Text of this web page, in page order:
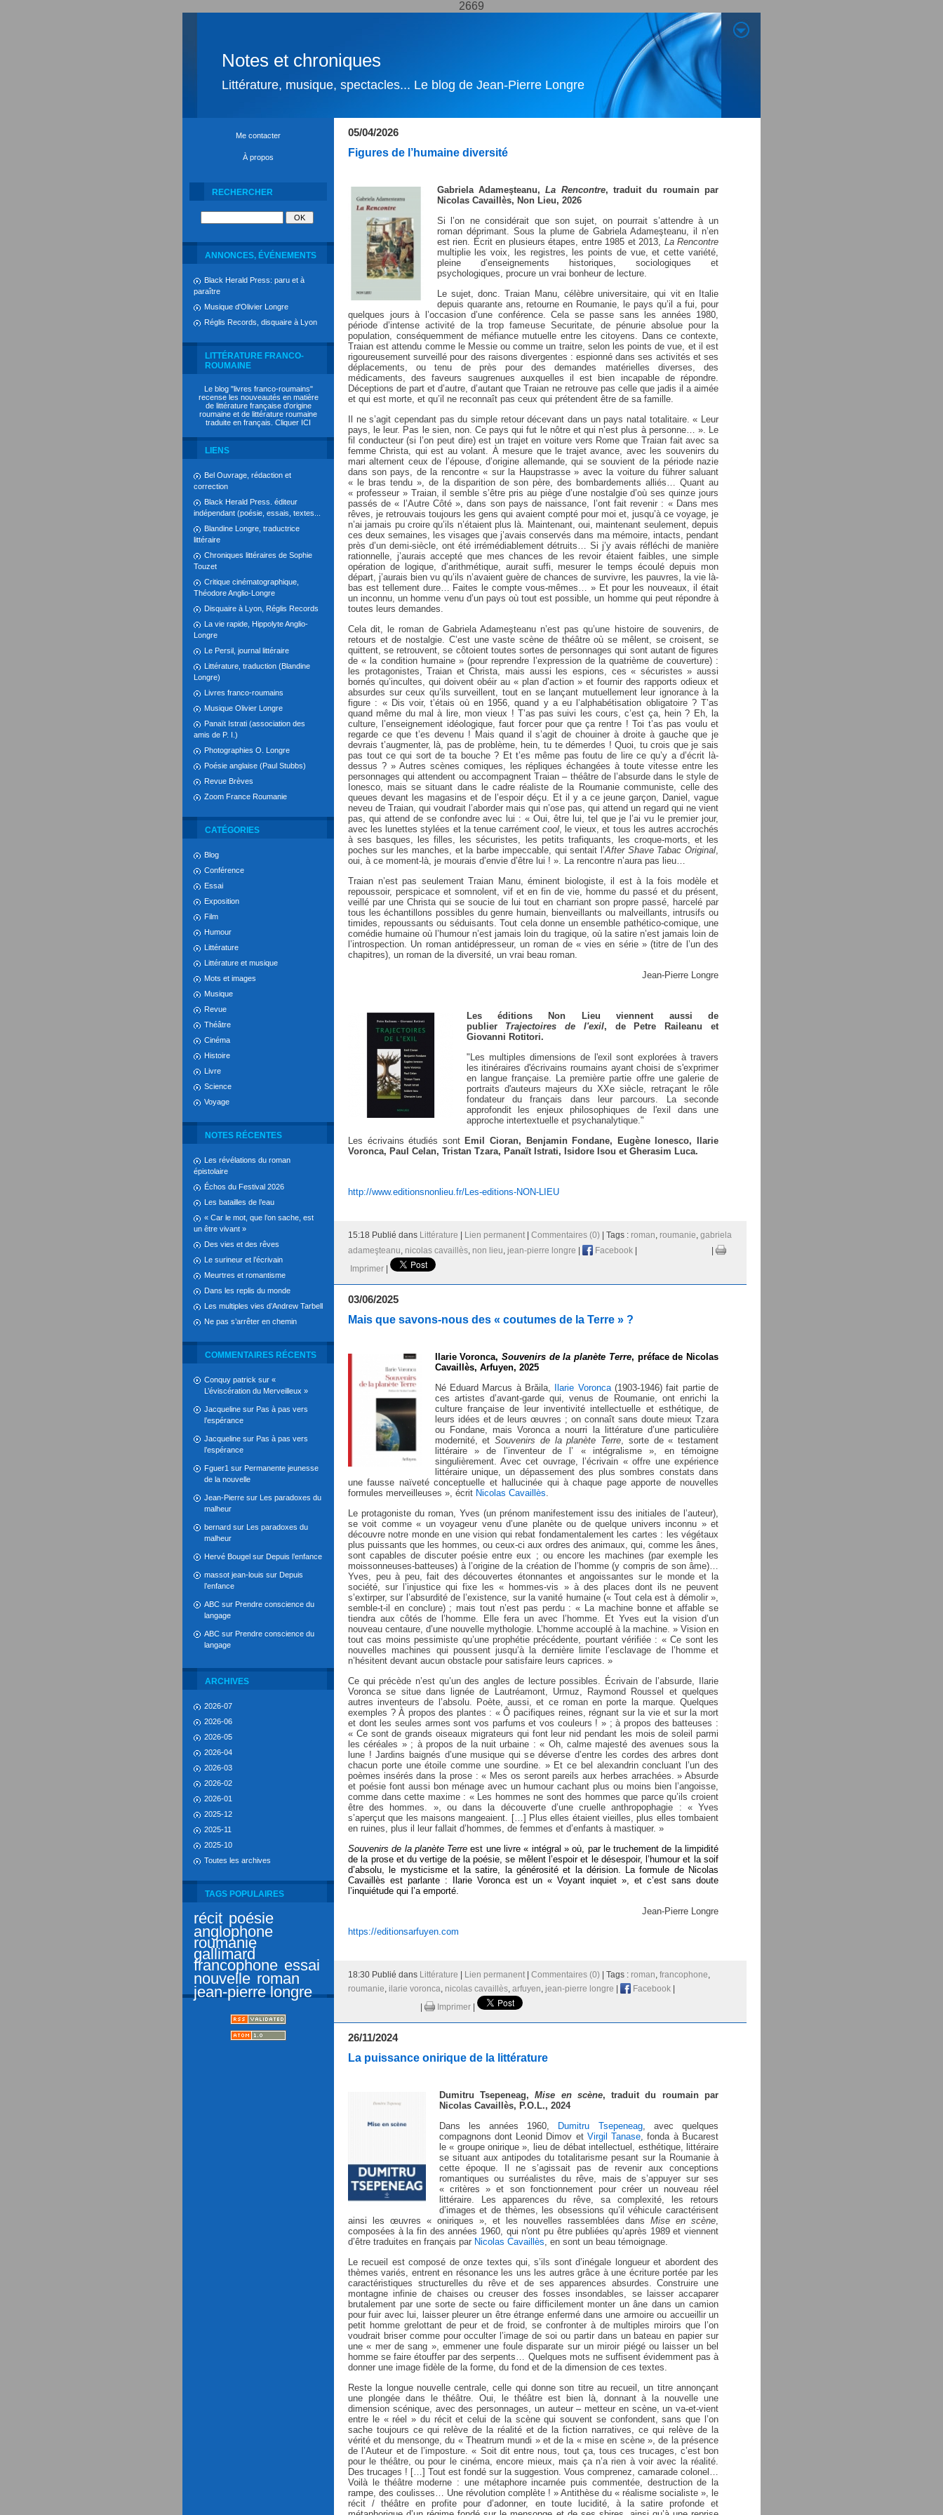
2669
Notes et chroniques
Littérature, musique, spectacles... Le blog de Jean-Pierre Longre
Me contacter
À propos
RECHERCHER
ANNONCES, ÉVÉNEMENTS
Black Herald Press: paru et à
paraître
Musique d'Olivier Longre
Réglis Records, disquaire à Lyon
LITTÉRATURE FRANCO-
ROUMAINE
Le blog "livres franco-roumains"
recense les nouveautés en matière
de littérature française d'origine
roumaine et de littérature roumaine
traduite en français. Cliquer ICI
LIENS
Bel Ouvrage, rédaction et
correction
Black Herald Press. éditeur
indépendant (poésie, essais, textes...
Blandine Longre, traductrice
littéraire
Chroniques littéraires de Sophie
Touzet
Critique cinématographique,
Théodore Anglio-Longre
Disquaire à Lyon, Réglis Records
La vie rapide, Hippolyte Anglio-
Longre
Le Persil, journal littéraire
Littérature, traduction (Blandine
Longre)
Livres franco-roumains
Musique Olivier Longre
Panaït Istrati (association des
amis de P. I.)
Photographies O. Longre
Poésie anglaise (Paul Stubbs)
Revue Brèves
Zoom France Roumanie
CATÉGORIES
Blog
Conférence
Essai
Exposition
Film
Humour
Littérature
Littérature et musique
Mots et images
Musique
Revue
Théâtre
Cinéma
Histoire
Livre
Science
Voyage
NOTES RÉCENTES
Les révélations du roman
épistolaire
Échos du Festival 2026
Les batailles de l’eau
« Car le mot, que l’on sache, est
un être vivant »
Des vies et des rêves
Le surineur et l’écrivain
Meurtres et romantisme
Dans les replis du monde
Les multiples vies d’Andrew Tarbell
Ne pas s’arrêter en chemin
COMMENTAIRES RÉCENTS
Conquy patrick sur «
L’éviscération du Merveilleux »
Jacqueline sur Pas à pas vers
l’espérance
Jacqueline sur Pas à pas vers
l’espérance
Fguer1 sur Permanente jeunesse
de la nouvelle
Jean-Pierre sur Les paradoxes du
malheur
bernard sur Les paradoxes du
malheur
Hervé Bougel sur Depuis l’enfance
massot jean-louis sur Depuis
l’enfance
ABC sur Prendre conscience du
langage
ABC sur Prendre conscience du
langage
ARCHIVES
2026-07
2026-06
2026-05
2026-04
2026-03
2026-02
2026-01
2025-12
2025-11
2025-10
Toutes les archives
TAGS POPULAIRES
récit poésie
anglophone
roumanie
gallimard
francophone essai
nouvelle roman
jean-pierre longre
05/04/2026
Figures de l’humaine diversité
Gabriela Adameşteanu,La Rencontre, traduit du roumain par
Nicolas Cavaillès, Non Lieu, 2026
Si l’on ne considérait que son sujet, on pourrait s’attendre à un
roman déprimant. Sous la plume de Gabriela Adameşteanu, il n’en
est rien. Écrit en plusieurs étapes, entre 1985 et 2013, La Rencontre
multiplie les voix, les registres, les points de vue, et cette variété,
pleine d’enseignements historiques, sociologiques et
psychologiques, procure un vrai bonheur de lecture.
Le sujet, donc. Traian Manu, célèbre universitaire, qui vit en Italie
depuis quarante ans, retourne en Roumanie, le pays qu’il a fui, pour
quelques jours à l’occasion d’une conférence. Cela se passe sans les années 1980,
période d’intense activité de la trop fameuse Securitate, de pénurie absolue pour la
population, conséquemment de méfiance mutuelle entre les citoyens. Dans ce contexte,
Traian est attendu comme le Messie ou comme un traitre, selon les points de vue, et il est
rigoureusement surveillé pour des raisons divergentes : espionné dans ses activités et ses
déplacements, ou tenu de près pour des demandes matérielles diverses, des
médicaments, des faveurs saugrenues auxquelles il est bien incapable de répondre.
Déceptions de part et d’autre, d’autant que Traian ne retrouve pas celle que jadis il a aimée
et qui est morte, et qu’il ne reconnaît pas ceux qui prétendent être de sa famille.
Il ne s’agit cependant pas du simple retour décevant dans un pays natal totalitaire. « Leur
pays, le leur. Pas le sien, non. Ce pays qui fut le nôtre et qui n’est plus à personne… ». Le
fil conducteur (si l’on peut dire) est un trajet en voiture vers Rome que Traian fait avec sa
femme Christa, qui est au volant. À mesure que le trajet avance, avec les souvenirs du
mari alternent ceux de l’épouse, d’origine allemande, qui se souvient de la période nazie
dans son pays, de la rencontre « sur la Haupstrasse » avec la voiture du führer saluant
« le bras tendu », de la disparition de son père, des bombardements alliés… Quant au
« professeur » Traian, il semble s’être pris au piège d’une nostalgie d’où ses quinze jours
passés de « l’Autre Côté », dans son pays de naissance, l’ont fait revenir : « Dans mes
rêves, je retrouvais toujours les gens qui avaient compté pour moi et, jusqu’à ce voyage, je
n’ai jamais pu croire qu’ils n’étaient plus là. Maintenant, oui, maintenant seulement, depuis
ces deux semaines, les visages que j’avais conservés dans ma mémoire, intacts, pendant
près d’un demi-siècle, ont été irrémédiablement détruits… Si j’y avais réfléchi de manière
rationnelle, j’aurais accepté que mes chances de les revoir étaient faibles, une simple
opération de logique, d’arithmétique, aurait suffi, mesurer le temps écoulé depuis mon
départ, j’aurais bien vu qu’ils n’avaient guère de chances de survivre, les pauvres, la vie là-
bas est tellement dure… Faites le compte vous-mêmes… » Et pour les nouveaux, il était
un inconnu, un homme venu d’un pays où tout est possible, un homme qui peut répondre à
toutes leurs demandes.
Cela dit, le roman de Gabriela Adameşteanu n’est pas qu’une histoire de souvenirs, de
retours et de nostalgie. C’est une vaste scène de théâtre où se mêlent, se croisent, se
quittent, se retrouvent, se côtoient toutes sortes de personnages qui sont autant de figures
de « la condition humaine » (pour reprendre l’expression de la quatrième de couverture) :
les protagonistes, Traian et Christa, mais aussi les espions, ces « sécuristes » aussi
bornés qu’incultes, qui doivent obéir au « plan d’action » et fournir des rapports odieux et
absurdes sur ceux qu’ils surveillent, tout en se lançant mutuellement leur ignorance à la
figure : « Dis voir, t’étais où en 1956, quand y a eu l’alphabétisation obligatoire ? T’as
quand même du mal à lire, mon vieux ! T’as pas suivi les cours, c’est ça, hein ? Eh, la
culture, l’enseignement idéologique, faut forcer pour que ça rentre ! Toi t’as pas voulu et
regarde ce que t’es devenu ! Mais quand il s’agit de chouiner à droite à gauche que je
devrais t’augmenter, là, pas de problème, hein, tu te démerdes ! Quoi, tu crois que je sais
pas tout ce qui sort de ta bouche ? Et t’es même pas foutu de lire ce qu’y a d’écrit là-
dessus ? » Autres scènes comiques, les répliques échangées à toute vitesse entre les
personnages qui attendent ou accompagnent Traian – théâtre de l’absurde dans le style de
Ionesco, mais se situant dans le cadre réaliste de la Roumanie communiste, celle des
queues devant les magasins et de l’espoir déçu. Et il y a ce jeune garçon, Daniel, vague
neveu de Traian, qui voudrait l’aborder mais qui n’ose pas, qui attend un regard qui ne vient
pas, qui attend de se confondre avec lui : « Oui, être lui, tel que je l’ai vu le premier jour,
avec les lunettes stylées et la tenue carrémentcool, le vieux, et tous les autres accrochés
à ses basques, les filles, les sécuristes, les petits trafiquants, les croque-morts, et les
poches sur les manches, et la barbe impeccable, qui sentait l’After Shave Tabac Original,
oui, à ce moment-là, je mourais d’envie d’être lui ! ». La rencontre n’aura pas lieu…
Traian n’est pas seulement Traian Manu, éminent biologiste, il est à la fois modèle et
repoussoir, perspicace et somnolent, vif et en fin de vie, homme du passé et du présent,
veillé par une Christa qui se soucie de lui tout en charriant son propre passé, harcelé par
tous les échantillons possibles du genre humain, bienveillants ou malveillants, intrusifs ou
timides, repoussants ou séduisants. Tout cela donne un ensemble pathético-comique, une
comédie humaine où l’humour n’est jamais loin du tragique, où la satire n’est jamais loin de
l’introspection. Un roman antidépresseur, un roman de « vies en série » (titre de l’un des
chapitres), un roman de la diversité, un vrai beau roman.
Jean-Pierre Longre
Les éditions Non Lieu viennent aussi de
publier Trajectoires de l'exil, de Petre Raileanu et
Giovanni Rotitori.
"Les multiples dimensions de l'exil sont explorées à travers
les itinéraires d'écrivains roumains ayant choisi de s'exprimer
en langue française. La première partie offre une galerie de
portraits d'auteurs majeurs du XXe siècle, retraçant le rôle
fondateur du français dans leur parcours. La seconde
approfondit les enjeux philosophiques de l'exil dans une
approche intertextuelle et psychanalytique."
Les écrivains étudiés sont Emil Cioran, Benjamin Fondane, Eugène Ionesco, Ilarie
Voronca, Paul Celan, Tristan Tzara, Panaït Istrati, Isidore Isou et Gherasim Luca.
http://www.editionsnonlieu.fr/Les-editions-NON-LIEU
15:18 Publié dans Littérature Lien permanent Commentaires (0) | Tags : roman, roumanie, gabriela
adameşteanu, nicolas cavaillès, non lieu, jean-pierre longre Facebook
Imprimer
03/06/2025
Mais que savons-nous des « coutumes de la Terre » ?
Ilarie Voronca,Souvenirs de la planète Terre, préface de Nicolas
Cavaillès, Arfuyen, 2025
Né Eduard Marcus à Brăila,
Ilarie Voronca(1903-1946) fait partie de
ces artistes d’avant-garde qui, venus de Roumanie, ont enrichi la
culture française de leur inventivité intellectuelle et esthétique, de
leurs idées et de leurs œuvres ; on connaît sans doute mieux Tzara
ou Fondane, mais Voronca a nourri la littérature d’une particulière
modernité, etSouvenirs de la planète Terre, sorte de « testament
littéraire » de l’inventeur de l’ « intégralisme », en témoigne
singulièrement. Avec cet ouvrage, l’écrivain « offre une expérience
littéraire unique, un dépassement des plus sombres constats dans
une fausse naïveté conceptuelle et hallucinée qui à chaque page apporte de nouvelles
formules merveilleuses », écrit Nicolas Cavaillès.
Le protagoniste du roman, Yves (un prénom manifestement issu des initiales de l’auteur),
se voit comme « un voyageur venu d’une planète ou de quelque univers inconnu » et
découvre notre monde en une vision qui rebat fondamentalement les cartes : les végétaux
plus puissants que les hommes, ou ceux-ci aux ordres des animaux, qui, comme les ânes,
sont capables de discuter poésie entre eux ; ou encore les machines (par exemple les
moissonneuses-batteuses) à l’origine de la création de l’homme (y compris de son âme)…
Yves, peu à peu, fait des découvertes étonnantes et angoissantes sur le monde et la
société, sur l’injustice qui fixe les « hommes-vis » à des places dont ils ne peuvent
s’extirper, sur l’absurdité de l’existence, sur la vanité humaine (« Tout cela est à démolir »,
semble-t-il en conclure) ; mais tout n’est pas perdu : « La machine bonne et affable se
tiendra aux côtés de l’homme. Elle fera un avec l’homme. Et Yves eut la vision d’un
nouveau centaure, d’une nouvelle mythologie. L’homme accouplé à la machine. » Vision en
tout cas moins pessimiste qu’une prophétie précédente, pourtant vérifiée : « Ce sont les
nouvelles machines qui poussent jusqu’à la dernière limite l’esclavage de l’homme et
n’hésitent devant aucun obstacle pour satisfaire leurs caprices. »
Ce qui précède n’est qu’un des angles de lecture possibles. Écrivain de l’absurde, Ilarie
Voronca se situe dans lignée de Lautréamont, Urmuz, Raymond Roussel et quelques
autres inventeurs de l’absolu. Poète, aussi, et ce roman en porte la marque. Quelques
exemples ? À propos des plantes : « Ô pacifiques reines, régnant sur la vie et sur la mort
et dont les seules armes sont vos parfums et vos couleurs ! » ; à propos des batteuses :
« Ce sont de grands oiseaux migrateurs qui font leur nid pendant les mois de soleil parmi
les céréales » ; à propos de la nuit urbaine : « Oh, calme majesté des avenues sous la
lune ! Jardins baignés d’une musique qui se déverse d’entre les cordes des arbres dont
chacun porte une étoile comme une sourdine. » Et ce bel alexandrin concluant l’un des
poèmes insérés dans la prose : « Mes os seront pareils aux herbes arrachées. » Absurde
et poésie font aussi bon ménage avec un humour cachant plus ou moins bien l’angoisse,
comme dans cette maxime : « Les hommes ne sont des hommes que parce qu’ils croient
être des hommes. », ou dans la découverte d’une cruelle anthropophagie : « Yves
s’aperçut que les maisons mangeaient. […] Plus elles étaient vieilles, plus elles tombaient
en ruines, plus il leur fallait d’hommes, de femmes et d’enfants à mastiquer. »
Souvenirs de la planète Terre est une livre « intégral » où, par le truchement de la limpidité
de la prose et du vertige de la poésie, se mêlent l’espoir et le désespoir, l’humour et la soif
d’absolu, le mysticisme et la satire, la générosité et la dérision. La formule de Nicolas
Cavaillès est parlante : Ilarie Voronca est un « Voyant inquiet », et c’est sans doute
l’inquiétude qui l’a emporté.
Jean-Pierre Longre
https://editionsarfuyen.com
18:30 Publié dans Littérature Lien permanent Commentaires (0) | Tags : roman, francophone,
roumanie, ilarie voronca, nicolas cavaillès, arfuyen, jean-pierre longre Facebook
Imprimer
26/11/2024
La puissance onirique de la littérature
Dumitru Tsepeneag,Mise en scène, traduit du roumain par
Nicolas Cavaillès, P.O.L., 2024
Dans les années 1960,
Dumitru Tsepeneag, avec quelques
compagnons dont Leonid Dimov et Virgil Tanase, fonda à Bucarest
le « groupe onirique », lieu de débat intellectuel, esthétique, littéraire
se situant aux antipodes du totalitarisme pesant sur la Roumanie à
cette époque. Il ne s’agissait pas de revenir aux conceptions
romantiques ou surréalistes du rêve, mais de s’appuyer sur ses
« critères » et son fonctionnement pour créer un nouveau réel
littéraire. Les apparences du rêve, sa complexité, les retours
d’images et de thèmes, les obsessions qu’il véhicule caractérisent
ainsi les œuvres « oniriques », et les nouvelles rassemblées dans Mise en scène,
composées à la fin des années 1960, qui n'ont pu être publiées qu’après 1989 et viennent
d’être traduites en français par Nicolas Cavaillès, en sont un beau témoignage.
Le recueil est composé de onze textes qui, s’ils sont d’inégale longueur et abordent des
thèmes variés, entrent en résonance les uns les autres grâce à une écriture portée par les
caractéristiques structurelles du rêve et de ses apparences absurdes. Construire une
montagne infinie de chaises ou creuser des fosses insondables, se laisser accaparer
brutalement par une sorte de secte ou faire difficilement monter un âne dans un camion
pour fuir avec lui, laisser pleurer un être étrange enfermé dans une armoire ou accueillir un
petit homme grelottant de peur et de froid, se confronter à de multiples miroirs que l’on
voudrait briser comme pour occulter l’image de soi ou partir dans un bateau en papier sur
une « mer de sang », emmener une foule disparate sur un miroir piégé ou laisser un bel
homme se faire étouffer par des serpents… Quelques mots ne suffisent évidemment pas à
donner une image fidèle de la forme, du fond et de la dimension de ces textes.
Reste la longue nouvelle centrale, celle qui donne son titre au recueil, un titre annonçant
une plongée dans le théâtre. Oui, le théâtre est bien là, donnant à la nouvelle une
dimension scénique, avec des personnages, un auteur – metteur en scène, un va-et-vient
entre le « réel » du récit et celui de la scène qui souvent se confondent, sans que l’on
sache toujours ce qui relève de la réalité et de la fiction narratives, ce qui relève de la
vérité et du mensonge, du « Theatrum mundi » et de la « mise en scène », de la présence
de l’Auteur et de l’imposture. « Soit dit entre nous, tout ça, tous ces trucages, c’est bon
pour le théâtre, ou pour le cinéma, encore mieux, mais ça n’a rien à voir avec la réalité.
Des trucages ! […] Tout est fondé sur la suggestion. Vous comprenez, camarade colonel…
Voilà le théâtre moderne : une métaphore incarnée puis commentée, destruction de la
rampe, des coulisses… Une révolution complète ! » Antithèse du « réalisme socialiste », le
récit / théâtre en profite pour d’adonner, en toute lucidité, à la satire profonde et